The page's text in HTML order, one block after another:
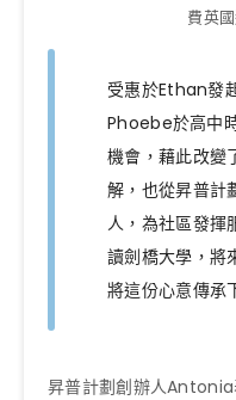
費英
受惠於Ethan發
Phoebe於高中
機會，藉此改變
解，也從昇普計
人，為社區發揮
讀劍橋大學，將
將這份心意傳承
昇普計劃創辦人